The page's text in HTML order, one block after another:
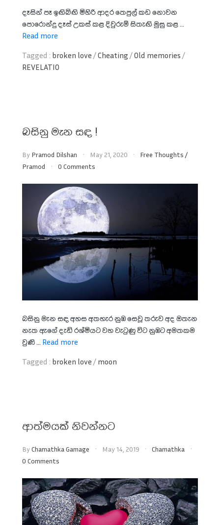
දෑසින් පෑ ඉඟිබිඟි මිහිරි ආදර තෙපුල් කඩ නොවන
පොරොන්දු දෑස් උකස් කළ දිවුරුම් සිතැඟි මුසු කළ ...
Read more
Tagged : broken love /Cheating /Old memories /
REVELATIO
බසිනු මැන සඳ !
By Pramod Dilshan May 21, 2020 Free Thoughts /
Pramod
0 Comments
බසිනු මැන සඳ අහස අතහැර නුඹ සෙවූ තරුව අද ඔතැන
නැත ඇගේ දැඩි රශ්මියට වහ වැටුණු විට නුඹට අමතකම
වුණි ... Read more
Tagged : broken love / moon
ආත්මයක් නිවන්නට
ByChamathka Gamage May 14, 2019
Chamathka
0 Comments